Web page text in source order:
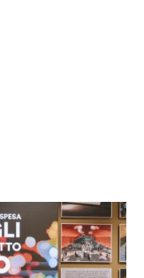
anche le
malattie
oncologica